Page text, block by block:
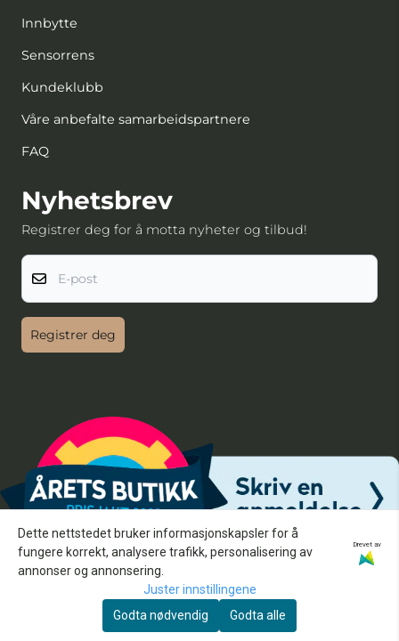
Innbytte
Sensorrens
Kundeklubb
Våre anbefalte samarbeidspartnere
FAQ
Nyhetsbrev
Registrer deg for å motta nyheter og tilbud!
E-post
Registrer deg
Dette nettstedet bruker informasjonskapsler for å
fungere korrekt, analysere trafikk, personalisering av
annonser og annonsering.
Drevet av
Juster innstillingene
Godta nødvendig
Godta alle